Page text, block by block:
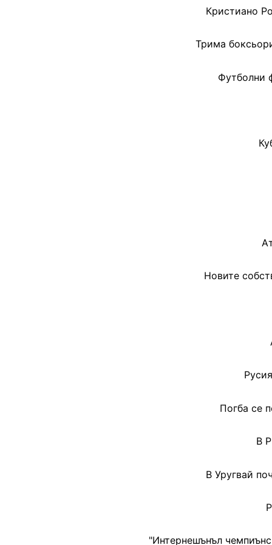
Кристиано
Трима
Футболни
Новите
Погба се
В
В Уругвай
"Интернешънъл